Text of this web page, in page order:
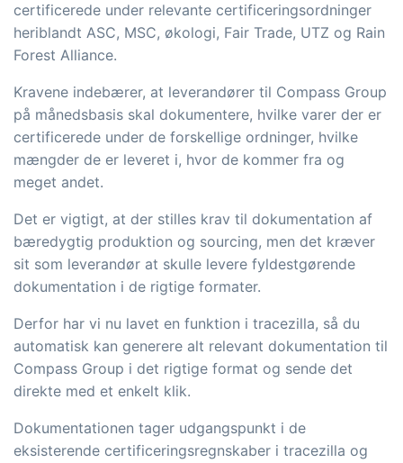
Tilføjelse
Opgaver & kontroller
Få modtagekontrol, temperaturtjek og
ordrestyring - helt digitalt
Power Pack
Lav din egen opsætning af dokumenter
og labels, sidevisninger, dataudtræk,
rapporter og indlejrede dashboards!
Tilføjelse
Connect
Masser af muligheder for automatik og
tilpassede flows via udveksling af filer
og data med andre systemer og
enheder
certificerede under relevante certificeringsordninger
heriblandt ASC, MSC, økologi, Fair Trade, UTZ og Rain
Forest Alliance.
Kravene indebærer, at leverandører til Compass Group
på månedsbasis skal dokumentere, hvilke varer der er
certificerede under de forskellige ordninger, hvilke
mængder de er leveret i, hvor de kommer fra og
meget andet.
Det er vigtigt, at der stilles krav til dokumentation af
bæredygtig produktion og sourcing, men det kræver
sit som leverandør at skulle levere fyldestgørende
dokumentation i de rigtige formater.
Derfor har vi nu lavet en funktion i tracezilla, så du
automatisk kan generere alt relevant dokumentation til
Compass Group i det rigtige format og sende det
direkte med et enkelt klik.
Dokumentationen tager udgangspunkt i de
eksisterende certificeringsregnskaber i tracezilla og